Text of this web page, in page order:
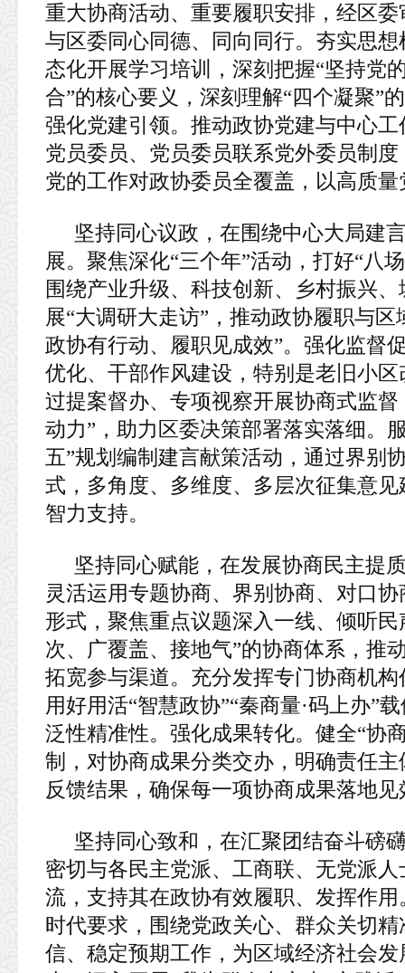
重大协商活动、重要履职安排，经区
与区委同心同德、同向同行。夯实思
态化开展学习培训，深刻把握“坚持党
合”的核心要义，深刻理解“四个凝聚”
强化党建引领。推动政协党建与中心
党员委员、党员委员联系党外委员制
党的工作对政协委员全覆盖，以高质
坚持同心议政，在围绕中心大局建
展。聚焦深化“三个年”活动，打好“八
围绕产业升级、科技创新、乡村振兴
展“大调研大走访”，推动政协履职与
政协有行动、履职见成效”。强化监督
优化、干部作风建设，特别是老旧小
过提案督办、专项视察开展协商式监
动力”，助力区委决策部署落实落细。
五”规划编制建言献策活动，通过界别
式，多角度、多维度、多层次征集意
智力支持。
坚持同心赋能，在发展协商民主提
灵活运用专题协商、界别协商、对口
形式，聚焦重点议题深入一线、倾听
次、广覆盖、接地气”的协商体系，推
拓宽参与渠道。充分发挥专门协商机
用好用活“智慧政协”“秦商量·码上办”
泛性精准性。强化成果转化。健全“
制，对协商成果分类交办，明确责任
反馈结果，确保每一项协商成果落地见
坚持同心致和，在汇聚团结奋斗磅
密切与各民主党派、工商联、无党派
流，支持其在政协有效履职、发挥作
时代要求，围绕党政关心、群众关切
信、稳定预期工作，为区域经济社会